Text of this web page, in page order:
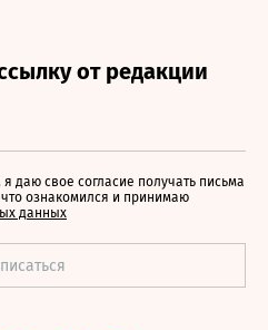
даю свое согласие получать письма
ознакомился и принимаю
данных